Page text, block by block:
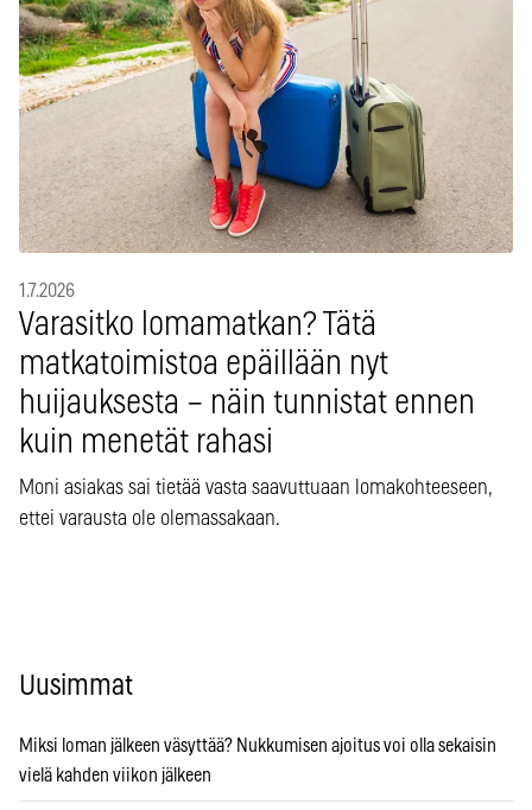
1.7.2026
Varasitko lomamatkan? Tätä
matkatoimistoa epäillään nyt
huijauksesta – näin tunnistat ennen
kuin menetät rahasi
Moni asiakas sai tietää vasta saavuttuaan lomakohteeseen,
ettei varausta ole olemassakaan.
Uusimmat
Miksi loman jälkeen väsyttää? Nukkumisen ajoitus voi olla sekaisin
vielä kahden viikon jälkeen